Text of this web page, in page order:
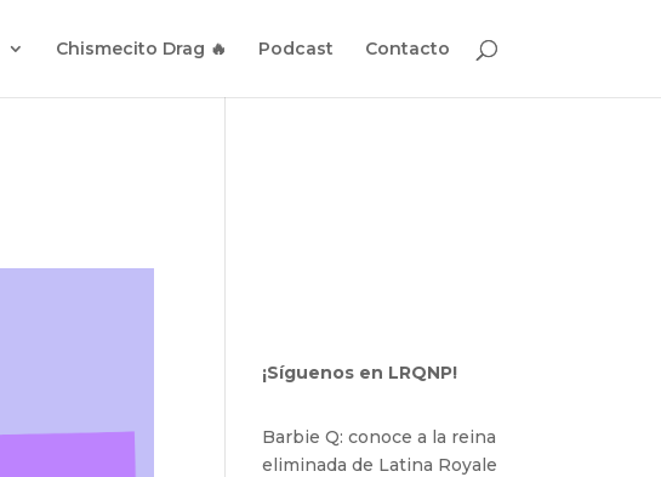
Chismecito Drag 🔥 Podcast Contacto
¡Síguenos en LRQNP!
Barbie Q: conoce a la reina
eliminada de Latina Royale